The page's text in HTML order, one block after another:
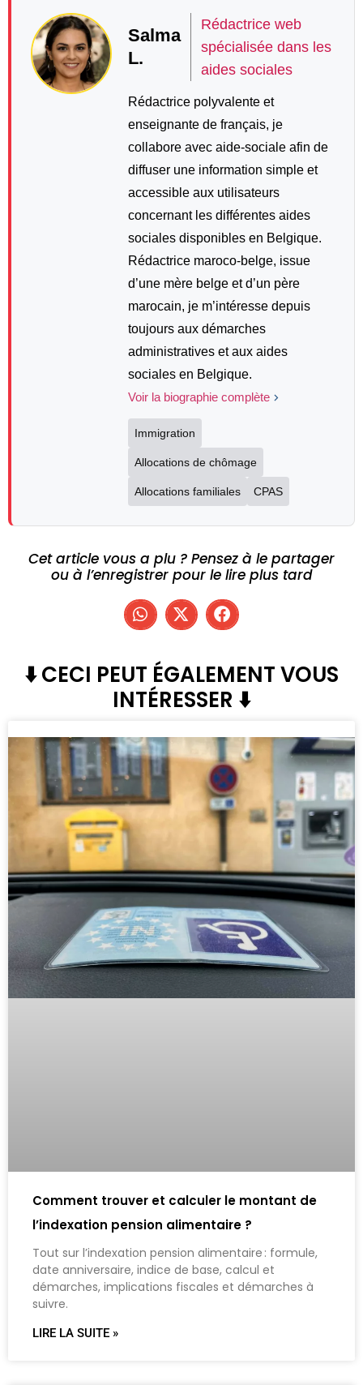
Salma
L.
Rédactrice web
spécialisée dans les
aides sociales
Rédactrice polyvalente et
enseignante de français, je
collabore avec aide-sociale afin de
diffuser une information simple et
accessible aux utilisateurs
concernant les différentes aides
sociales disponibles en Belgique.
Rédactrice maroco-belge, issue
d’une mère belge et d’un père
marocain, je m’intéresse depuis
toujours aux démarches
administratives et aux aides
sociales en Belgique.
Voir la biographie complète
Immigration
Allocations de chômage
Allocations familiales CPAS
Cet article vous a plu ? Pensez à le partager
ou à l’enregistrer pour le lire plus tard
⬇️ CECI PEUT ÉGALEMENT VOUS
INTÉRESSER ⬇️
Comment trouver et calculer le montant de
l’indexation pension alimentaire ?
Tout sur l’indexation pension alimentaire : formule,
date anniversaire, indice de base, calcul et
démarches, implications fiscales et démarches à
suivre.
LIRE LA SUITE »